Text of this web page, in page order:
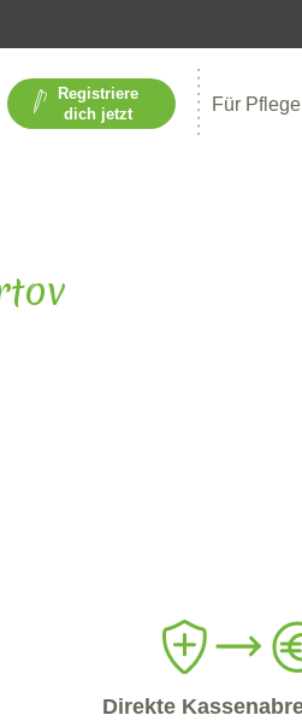
Für
Registriere
dich jetzt
Direkte